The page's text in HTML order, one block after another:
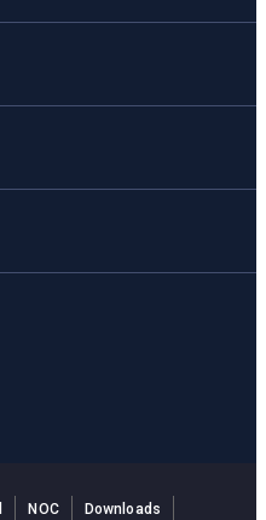
NOC Downloads